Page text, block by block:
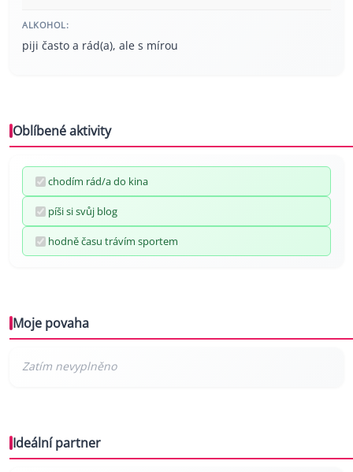
ALKOHOL:
piji často a rád(a), ale s mírou
Oblíbené aktivity
chodím rád/a do kina
píši si svůj blog
hodně času trávím sportem
Moje povaha
Ideální partner